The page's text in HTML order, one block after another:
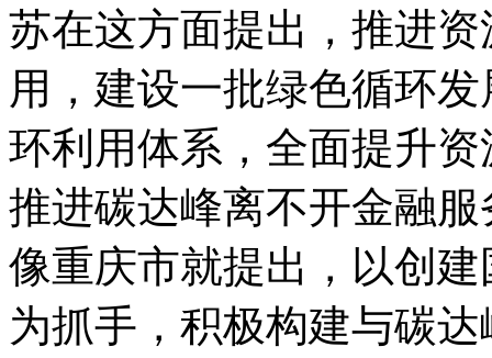
苏在这方面提出，推进
用，建设一批绿色循环
环利用体系，全面提升
推进碳达峰离不开金融
像重庆市就提出，以创
为抓手，积极构建与碳